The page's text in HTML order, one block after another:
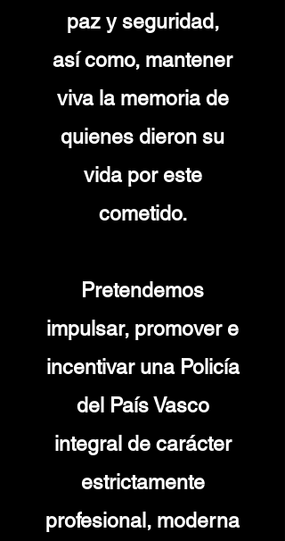
paz y seguridad,
asícomo, mantener
viva la memoria de
quienes dieron su
vida por este
cometido.
Pretendemos
impulsar, promover e
incentivar una Policía
del País Vasco
integral de carácter
estrictamente
profesional, moderna